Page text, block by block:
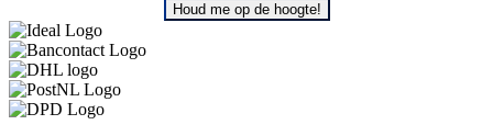
Houd me op de hoogte!